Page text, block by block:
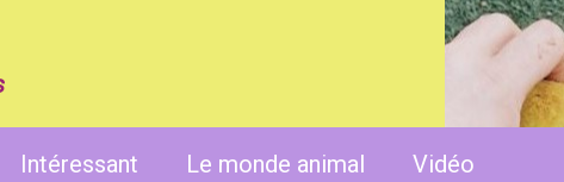
Intéressant Le monde animal Vidéo